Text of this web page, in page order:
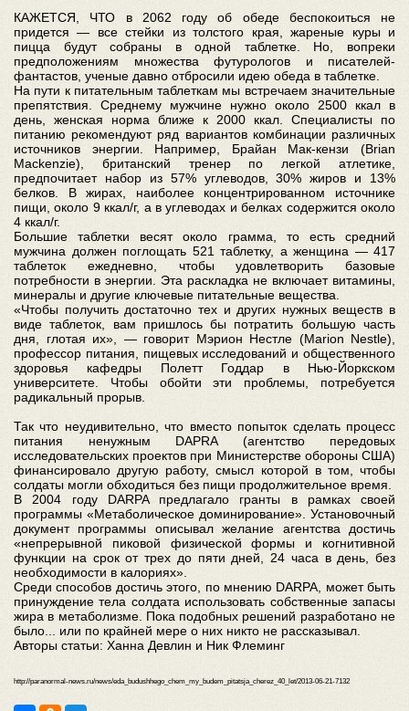
КАЖЕТСЯ, ЧТО в 2062 году об обеде беспокоиться не
придется — все стейки из толстого края, жареные куры и
пицца будут собраны в одной таблетке. Но, вопреки
предположениям множества футурологов и писателей-
фантастов, ученые давно отбросили идею обеда в таблетке.
На пути к питательным таблеткам мы встречаем значительные
препятствия. Среднему мужчине нужно около 2500 ккал в
день, женская норма ближе к 2000 ккал. Специалисты по
питанию рекомендуют ряд вариантов комбинации различных
источников энергии. Например, Брайан Мак-кензи (Brian
Mackenzie), британский тренер по легкой атлетике,
предпочитает набор из 57% углеводов, 30% жиров и 13%
белков. В жирах, наиболее концентрированном источнике
пищи, около 9 ккал/г, а в углеводах и белках содержится около
4 ккал/г.
Большие таблетки весят около грамма, то есть средний
мужчина должен поглощать 521 таблетку, а женщина — 417
таблеток ежедневно, чтобы удовлетворить базовые
потребности в энергии. Эта раскладка не включает витамины,
минералы и другие ключевые питательные вещества.
«Чтобы получить достаточно тех и других нужных веществ в
виде таблеток, вам пришлось бы потратить большую часть
дня, глотая их», — говорит Мэрион Нестле (Marion Nestle),
профессор питания, пищевых исследований и общественного
здоровья кафедры Полетт Годдар в Нью-Йоркском
университете. Чтобы обойти эти проблемы, потребуется
радикальный прорыв.
Так что неудивительно, что вместо попыток сделать процесс
питания ненужным DAPRA (агентство передовых
исследовательских проектов при Министерстве обороны США)
финансировало другую работу, смысл которой в том, чтобы
солдаты могли обходиться без пищи продолжительное время.
В 2004 году DARPA предлагало гранты в рамках своей
программы «Метаболическое доминирование». Установочный
документ программы описывал желание агентства достичь
«непрерывной пиковой физической формы и когнитивной
функции на срок от трех до пяти дней, 24 часа в день, без
необходимости в калориях».
Среди способов достичь этого, по мнению DARPA, может быть
принуждение тела солдата использовать собственные запасы
жира в метаболизме. Пока подобных решений разработано не
было... или по крайней мере о них никто не рассказывал.
Авторы статьи: Ханна Девлин и Ник Флеминг
http://paranormal-news.ru/news/eda_budushhego_chem_my_budem_pitatsja_cherez_40_let/2013-06-21-7132